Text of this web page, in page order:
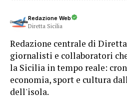
Redazione Web
Diretta Sicilia
Redazione centrale di
giornalisti e collaboratori
la Sicilia in tempo reale:
economia, sport e cultura
dell'isola.